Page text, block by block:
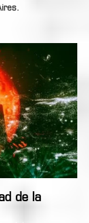
de la